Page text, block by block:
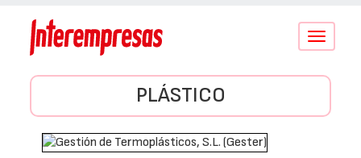
Conmutar
PLÁSTICO